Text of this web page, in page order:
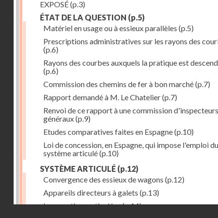
EXPOSÉ(p.3)
ÉTAT DE LA QUESTION (p.5)
Matériel en usage ou à essieux parallèles (p.5)
Prescriptions administratives sur les rayons des
(p.6)
Rayons des courbes auxquels la pratique est
(p.6)
Commission des chemins de fer à bon marché(p.7)
Rapport demandé à M. Le Chatelier(p.7)
Renvoi de ce rapport à une commission d'inspecteurs
généraux(p.9)
Etudes comparatives faites en Espagne(p.10)
Loi de concession, en Espagne, qui impose l'emploi du
système articulé(p.10)
SYSTÈME ARTICULÉ (p.12)
Convergence des essieux de wagons (p.12)
Appareils directeurs à galets (p.13)
Locomotives articulées(p.14)